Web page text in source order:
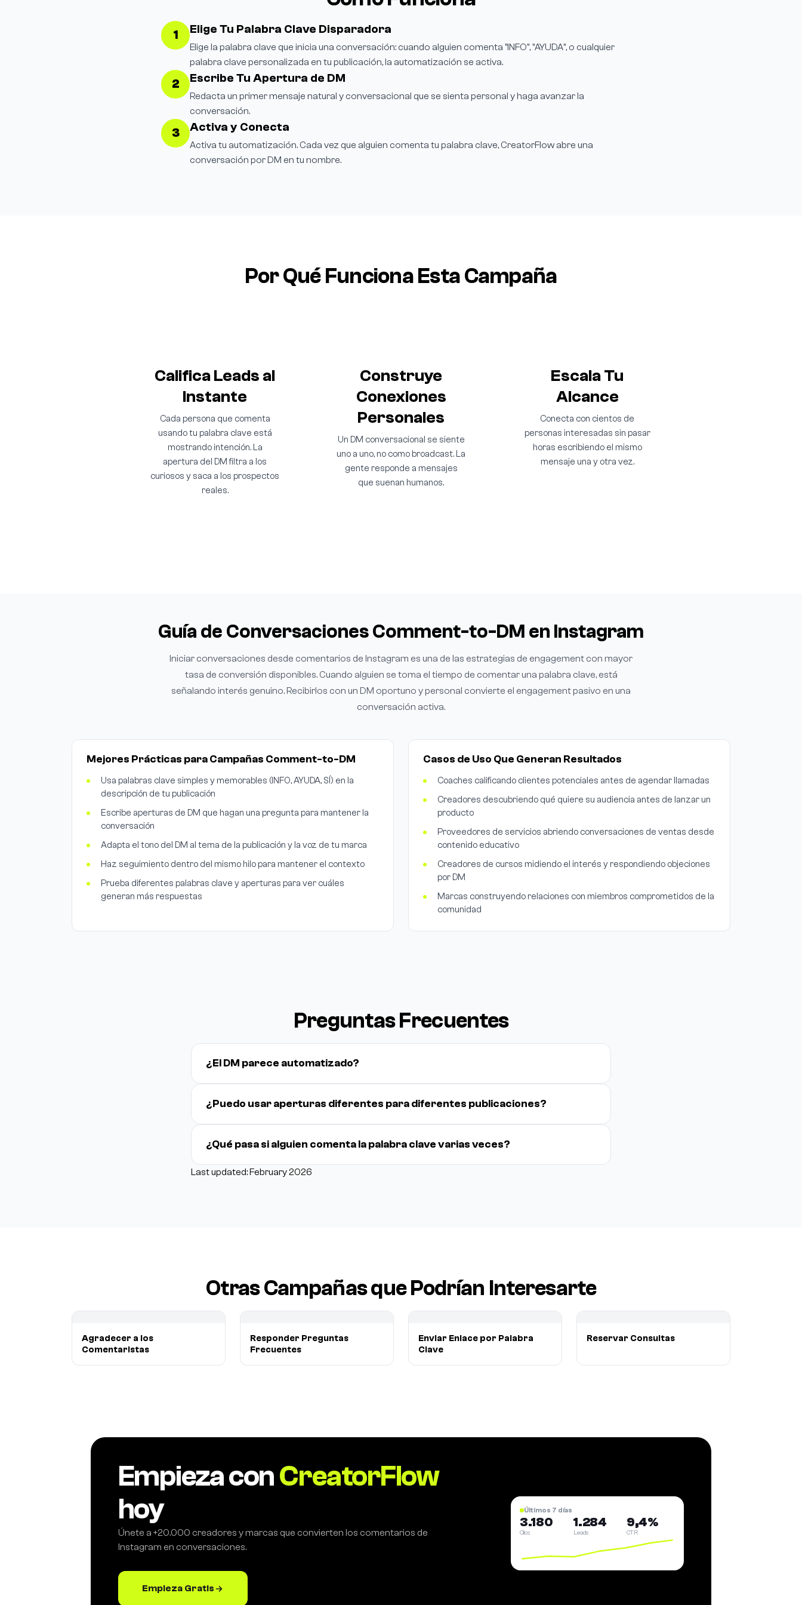
1 Elige Tu Palabra Clave Disparadora
Elige la palabra clave que inicia una conversación: cuando alguien comenta "INFO", "AYUDA", o cualquier
palabra clave personalizada en tu publicación, la automatización se activa.
2 Escribe Tu Apertura de DM
Redacta un primer mensaje natural y conversacional que se sienta personal y haga avanzar la
conversación.
3 Activa y Conecta
Activa tu automatización. Cada vez que alguien comenta tu palabra clave, CreatorFlow abre una
conversación por DM en tu nombre.
Por Qué Funciona Esta Campaña
Califica Leads al
Instante
Cada persona que comenta
usando tu palabra clave está
mostrando intención. La
apertura del DM filtra a los
curiosos y saca a los prospectos
reales.
Construye
Conexiones
Personales
Un DM conversacional se siente
uno a uno, no como broadcast. La
gente responde a mensajes
que suenan humanos.
Escala Tu
Alcance
Conecta con cientos de
personas interesadas sin pasar
horas escribiendo el mismo
mensaje una y otra vez.
Guía de Conversaciones Comment-to-DM en Instagram
Iniciar conversaciones desde comentarios de Instagram es una de las estrategias de engagement con mayor
tasa de conversión disponibles. Cuando alguien se toma el tiempo de comentar una palabra clave, está
señalando interés genuino. Recibirlos con un DM oportuno y personal convierte el engagement pasivo en una
conversación activa.
Mejores Prácticas para Campañas Comment-to-DM
Usa palabras clave simples y memorables (INFO, AYUDA, SÍ) en la
descripción de tu publicación
Escribe aperturas de DM que hagan una pregunta para mantener la
conversación
Adapta el tono del DM al tema de la publicación y la voz de tu marca
Haz seguimiento dentro del mismo hilo para mantener el contexto
Prueba diferentes palabras clave y aperturas para ver cuáles
generan más respuestas
Casos de Uso Que Generan Resultados
Coaches calificando clientes potenciales antes de agendar llamadas
Creadores descubriendo qué quiere su audiencia antes de lanzar un
producto
Proveedores de servicios abriendo conversaciones de ventas desde
contenido educativo
Creadores de cursos midiendo el interés y respondiendo objeciones
por DM
Marcas construyendo relaciones con miembros comprometidos de la
comunidad
Preguntas Frecuentes
¿El DM parece automatizado?
¿Puedo usar aperturas diferentes para diferentes publicaciones?
¿Qué pasa si alguien comenta la palabra clave varias veces?
Last updated: February 2026
Otras Campañas que Podrían Interesarte
Agradecer a los
Comentaristas
Responder Preguntas
Frecuentes
Enviar Enlace por Palabra
Clave
Reservar Consultas
Empieza conCreatorFlow
hoy
Únete a +20.000 creadores y marcas que convierten los comentarios de
Instagram en conversaciones.
Empieza Gratis
Últimos 7 días
3.180
Clics
1.284
Leads
9,4%
CTR